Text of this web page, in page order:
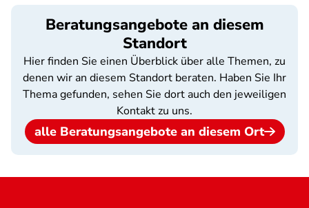
Beratungsangebote an diesem
Standort
Hier finden Sie einen Überblick über alle Themen, zu
denen wir an diesem Standort beraten. Haben Sie Ihr
Thema gefunden, sehen Sie dort auch den jeweiligen
Kontakt zu uns.
alle Beratungsangebote an diesem Ort